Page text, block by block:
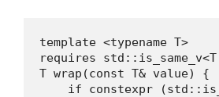
template <typename T>
requires
T wrap(const T& value) {
if constexpr